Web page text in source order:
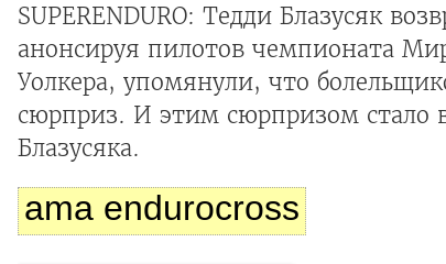
SUPERENDURO: Тедди Блазусяк
анонсируя пилотов чемпионата
Уолкера, упомянули, что
сюрприз. И этим сюрпризом стало
Блазусяка.
ama endurocross